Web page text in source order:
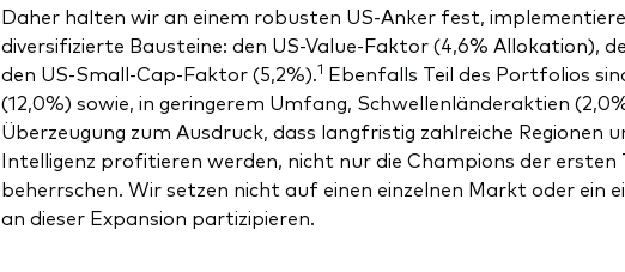
Daher halten wir an einem robusten US-Anker fest,
diversifizierte Bausteine: den US-Value-Faktor (4,6% Allokation),
den US-Small-Cap-Faktor (5,2%).1 Ebenfalls Teil des Portfolios
(12,0%) sowie, in geringerem Umfang, Schwellenländeraktien
Überzeugung zum Ausdruck, dass langfristig zahlreiche Regionen
Intelligenz profitieren werden, nicht nur die Champions der ersten
beherrschen. Wir setzen nicht auf einen einzelnen Markt oder ein
an dieser Expansion partizipieren.